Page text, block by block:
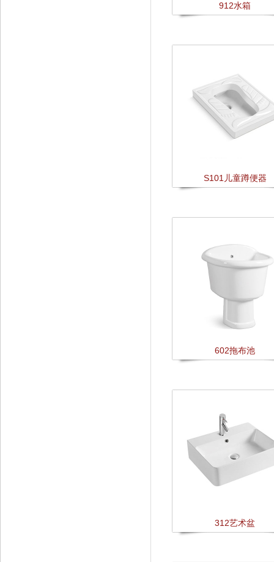
912水箱
S101儿童蹲便器
602拖布池
312艺术盆